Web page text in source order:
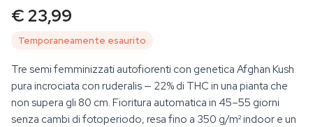
€ 23,99
Temporaneamente esaurito
Tre semi femminizzati autofiorenti con genetica Afghan Kush
pura incrociata con ruderalis — 22% di THC in una pianta che
non supera gli 80 cm. Fioritura automatica in 45–55 giorni
senza cambi di fotoperiodo, resa fino a 350 g/m² indoor e un